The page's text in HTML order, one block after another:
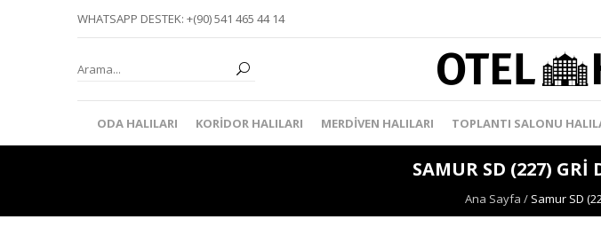
WHATSAPP DESTEK: +(90) 541 465 44 14
ODA HALILARI KORIDOR HALILARI MERDIVEN HALILARI TOPLANTI SALONU
SAMUR SD (227) GRI
Ana Sayfa / Samur SD